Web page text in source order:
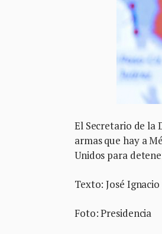
El Secretario de la
armas que hay a
Unidos para
Texto: José
Foto: Presidencia